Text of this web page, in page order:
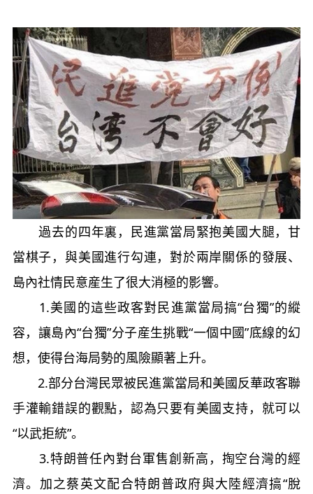
過去的四年裏，民進黨當局緊抱美國大腿，甘
當棋子，與美國進行勾連，對於兩岸關係的發展、
島內社情民意産生了很大消極的影響。
1.美國的這些政客對民進黨當局搞“台獨”的縱
容，讓島內“台獨”分子産生挑戰“一個中國”底線的幻
想，使得台海局勢的風險顯著上升。
2.部分台灣民眾被民進黨當局和美國反華政客聯
手灌輸錯誤的觀點，認為只要有美國支持，就可以
“以武拒統”。
3.特朗普任內對台軍售創新高，掏空台灣的經
濟。加之蔡英文配合特朗普政府與大陸經濟搞“脫